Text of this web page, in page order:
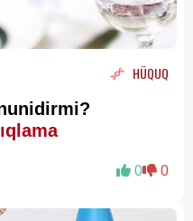
HÜQUQ
0 0